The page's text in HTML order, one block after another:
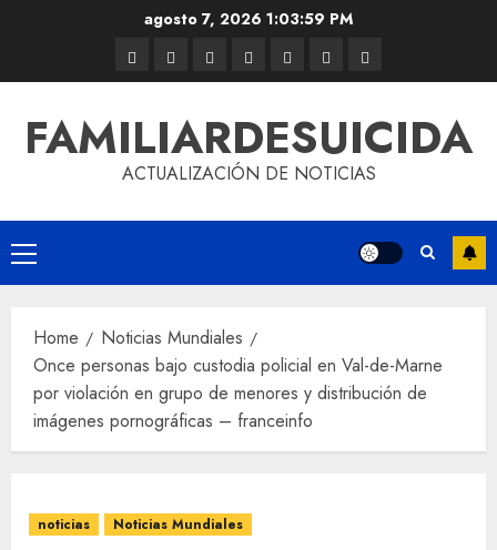
agosto 7, 2026 1:03:59 PM
FAMILIARDESUICIDA
ACTUALIZACIÓN DE NOTICIAS
Home
Noticias Mundiales
Once personas bajo custodia policial en Val-de-Marne
por violación en grupo de menores y distribución de
imágenes pornográficas – franceinfo
noticias Noticias Mundiales